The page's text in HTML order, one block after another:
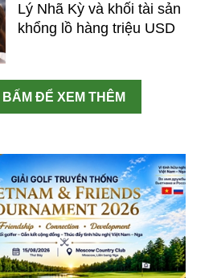
Lý Nhã Kỳ và khối tài sản
khổng lồ hàng triệu USD
BẤM ĐỂ XEM THÊM